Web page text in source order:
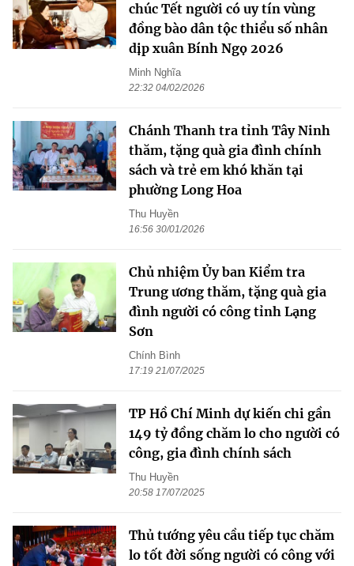
chúc Tết người có uy tín vùng
đồng bào dân tộc thiểu số nhân
dịp xuân Bính Ngọ 2026
Minh Nghĩa
22:32 04/02/2026
Chánh Thanh tra tỉnh Tây Ninh
thăm, tặng quà gia đình chính
sách và trẻ em khó khăn tại
phường Long Hoa
Thu Huyền
16:56 30/01/2026
Chủ nhiệm Ủy ban Kiểm tra
Trung ương thăm, tặng quà gia
đình người có công tỉnh Lạng
Sơn
Chính Bình
17:19 21/07/2025
TP Hồ Chí Minh dự kiến chi gần
149 tỷ đồng chăm lo cho người có
công, gia đình chính sách
Thu Huyền
20:58 17/07/2025
Thủ tướng yêu cầu tiếp tục chăm
lo tốt đời sống người có công với